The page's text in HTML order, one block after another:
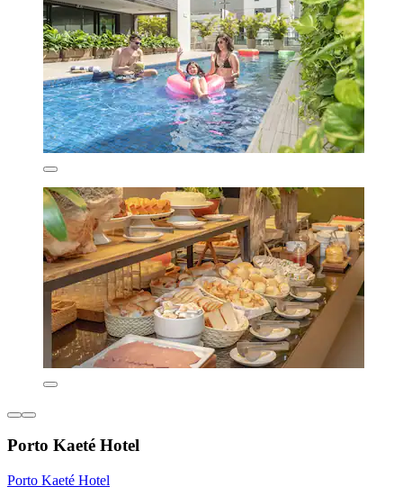
Porto Kaeté Hotel
Porto Kaeté Hotel